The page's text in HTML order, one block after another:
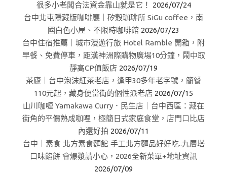
很多小老闆合法資金靠山就是它！
2026/07/24
台中北屯隱藏版咖啡廳｜矽穀珈琲所 SiGu coffee，南
國白色小屋、不限時咖啡館 2026/07/23
台中住宿推薦｜城市漫遊行旅 Hotel Ramble 開箱，附
早餐、免費停車，距漢神洲際購物廣場10分鐘，鬧中取
靜高CP值飯店 2026/07/19
茶廬｜台中泡沫紅茶老店，逢甲30多年老字號，簡餐
110元起，藏身便當街的個性派老店 2026/07/15
山川咖喱 Yamakawa Curry．民生店｜台中西區：藏在
街角的平價熟成咖哩，極簡日式家庭食堂，店門口比店
內還好拍 2026/07/11
台中｜素食 北方素食麵館 手工北方麵品好好吃..九層塔
口味餡餅 會爆漿請小心，2026全新菜單+地址資訊
2026/07/09